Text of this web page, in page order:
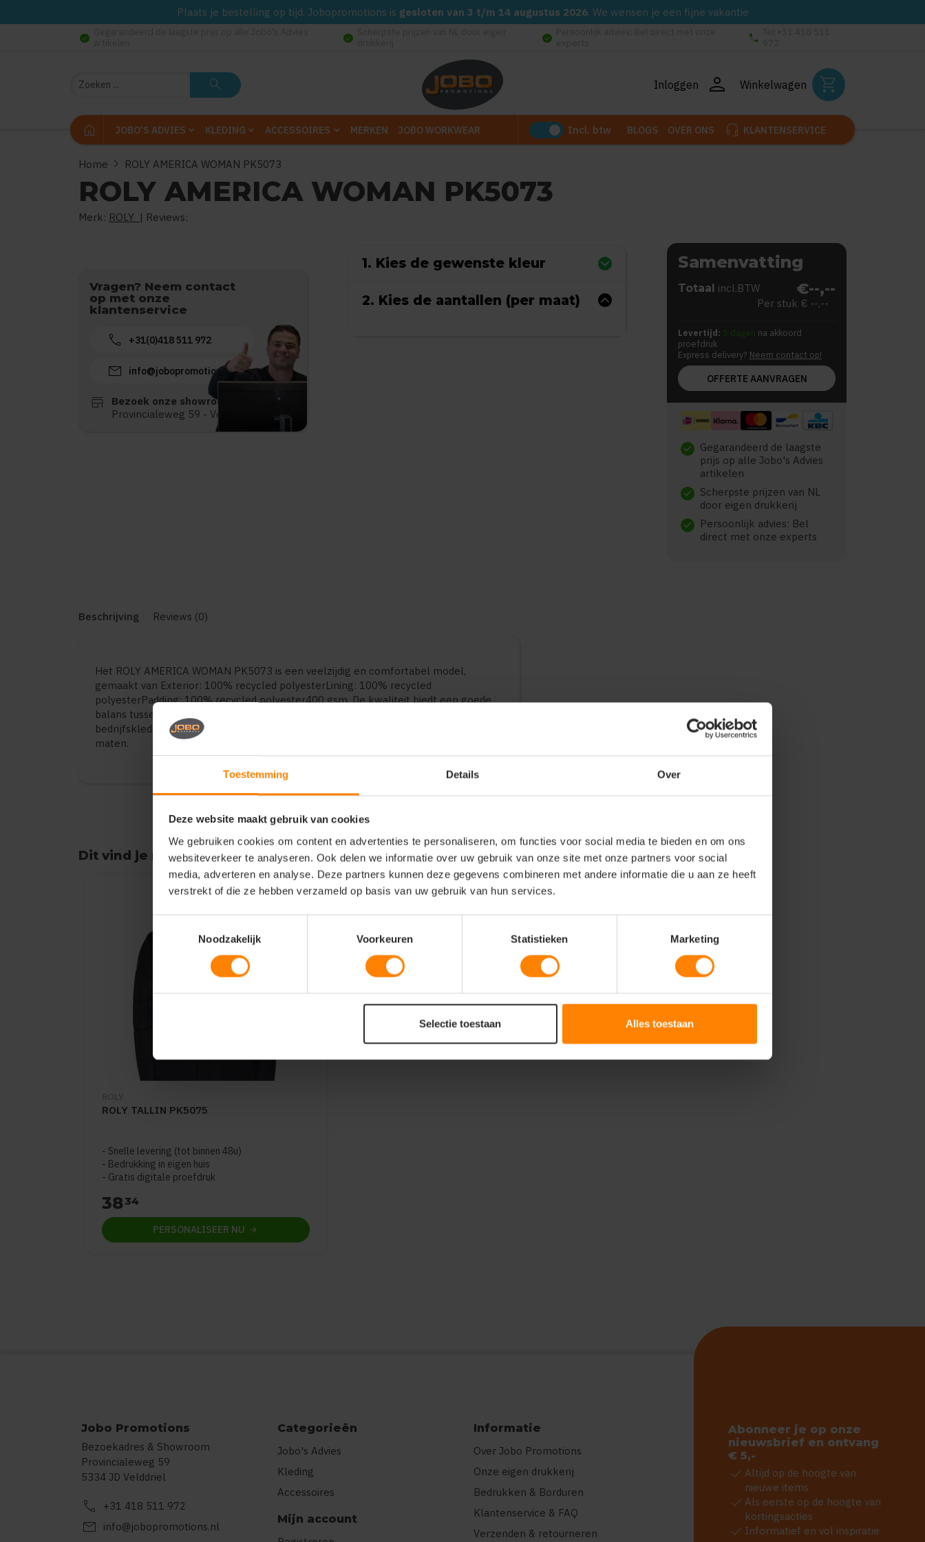
Toestemming Details Over
Deze website maakt gebruik van cookies
We gebruiken cookies om content en advertenties te personaliseren, om functies voor social media te bieden en om ons
websiteverkeer te analyseren. Ook delen we informatie over uw gebruik van onze site met onze partners voor social
media, adverteren en analyse. Deze partners kunnen deze gegevens combineren met andere informatie die u aan ze heeft
verstrekt of die ze hebben verzameld op basis van uw gebruik van hun services.
Noodzakelijk
Voorkeuren Statistieken Marketing
Selectie toestaan Alles toestaan
Plaats je bestelling op tijd. Jobopromotions is gesloten van 3 t/m 14 augustus 2026. We wensen je een fijne vakantie
check_circle check_circle check_circle phone
Zoeken search Inloggen person Winkelwagen shopping_cart
home JOBO'S ADVIES KLEDING ACCESSOIRES MERKEN JOBO WORKWEAR Incl. btw BLOGS OVER ONS headset_mic KLANTENSERVICE
Home chevron_right ROLY AMERICA WOMAN PK5073
ROLY AMERICA WOMAN PK5073
Merk: ROLY | Reviews:
Vragen? Neem contact
op met onze
klantenservice
call +31(0)418 511 972
mail info@jobopromotions.nl
store
Bezoek onze showroom:
Provincialeweg 59 - Velddriel
1. Kies de gewenste kleur
2. Kies de aantallen (per maat)
Samenvatting
Totaal incl.BTW €--,--
Per stuk € --,--
Levertijd: 5 dagen na akkoord
proefdruk
Express delivery? Neem contact op!
OFFERTE AANVRAGEN
check Gegarandeerd de laagste
prijs op alle Jobo's Advies
artikelen
check Scherpste prijzen van NL
door eigen drukkerij
check
Persoonlijk advies: Bel
direct met onze experts
Beschrijving Reviews (0)
Het ROLY AMERICA WOMAN PK5073 is een veelzijdig en comfortabel model,
gemaakt van Exterior: 100% recycled polyesterLining: 100% recycled
polyesterPadding: 100% recycled polyester400 gsm. De kwaliteit biedt een goede
balans tussen draagcomfort en duurzaamheid. Geschikt voor dagelijks gebruik,
bedrijfskleding en promotionele toepassingen. Verkrijgbaar in diverse varianten en
maten.
Dit vind je misschien ook leuk
Items van productcarrousel
ROLY TALLIN PK5075
Snelle levering (tot binnen 48u)
Bedrukking in eigen huis
Gratis digitale proefdruk
3834
PERSONALISEER NU
Jobo Promotions
Bezoekadres & Showroom
Provincialeweg 59
5334 JD Velddriel
call +31 418 511 972
mail info@jobopromotions.nl
Categorieën
Jobo's Advies
Kleding
Accessoires
Mijn account
Informatie
Over Jobo Promotions
Onze eigen drukkerij
Bedrukken & Borduren
Klantenservice & FAQ
Verzenden & retourneren
Abonneer je op onze
nieuwsbrief en ontvang
€ 5,-
check Altijd op de hoogte van
nieuwe items
check Als eerste op de hoogte van
kortingsacties
check Informatief en vol inspiratie